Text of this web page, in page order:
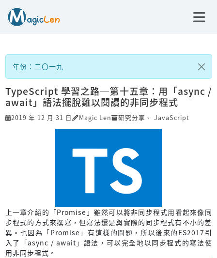
年份：二〇一九
TypeScript 學習之路─第十五章：用「async /
await」語法擺脫難以閱讀的非同步程式
2019 年 12 月 31 日 Magic Len 研究分享 、 JavaScript
上一章介紹的「Promise」雖然可以將非同步程式用看起來像同
步程式的方式來撰寫，但寫法還是與實際的同步程式有不小的差
異。也因為「Promise」有這樣的問題，所以後來的ES2017引
入了「async / await」語法，可以完全地以同步程式的寫法使
用非同步程式。